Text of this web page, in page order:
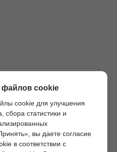
файлов cookie
cookie для улучшения
сбора статистики и
вы даете согласие
в соответствии с